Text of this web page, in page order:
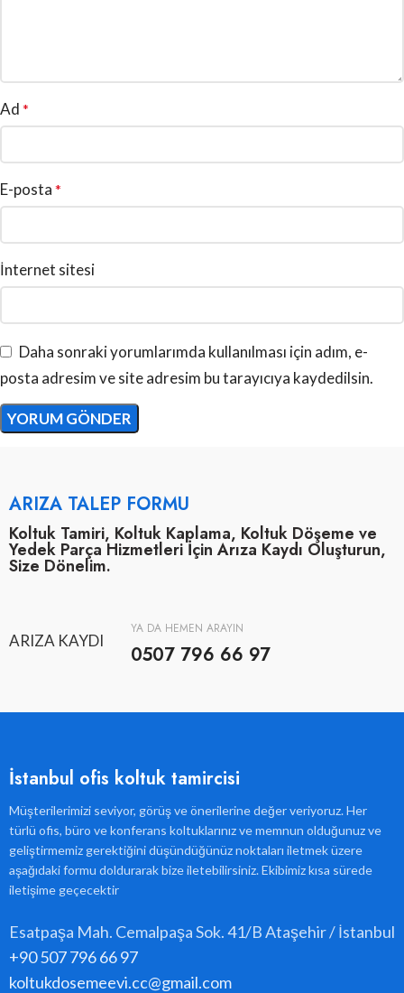
Ad *
E-posta *
İnternet sitesi
Daha sonraki yorumlarımda kullanılması için adım, e-
posta adresim ve site adresim bu tarayıcıya kaydedilsin.
ARIZA TALEP FORMU
Koltuk Tamiri, Koltuk Kaplama, Koltuk Döşeme ve
Yedek Parça Hizmetleri İçin Arıza Kaydı Oluşturun,
Size Dönelim.
ARIZA KAYDI
YA DA HEMEN ARAYIN
0507 796 66 97
İstanbul ofis koltuk tamircisi
Müşterilerimizi seviyor, görüş ve önerilerine değer veriyoruz. Her
türlü ofis, büro ve konferans koltuklarınız ve memnun olduğunuz ve
geliştirmemiz gerektiğini düşündüğünüz noktaları iletmek üzere
aşağıdaki formu doldurarak bize iletebilirsiniz. Ekibimiz kısa sürede
iletişime geçecektir
Esatpaşa Mah. Cemalpaşa Sok. 41/B Ataşehir / İstanbul
+90 507 796 66 97
koltukdosemeevi.cc@gmail.com